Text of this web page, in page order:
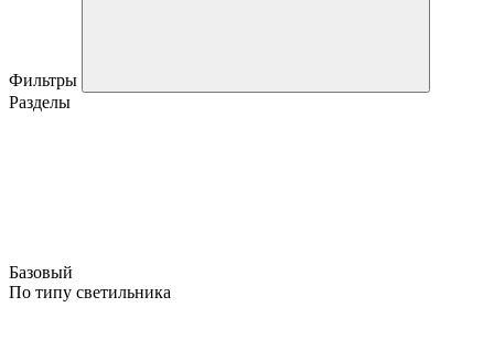
Фильтры
Разделы
Базовый
По типу светильника